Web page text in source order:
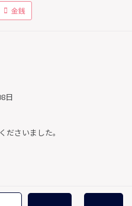
金銭
日
さいました。